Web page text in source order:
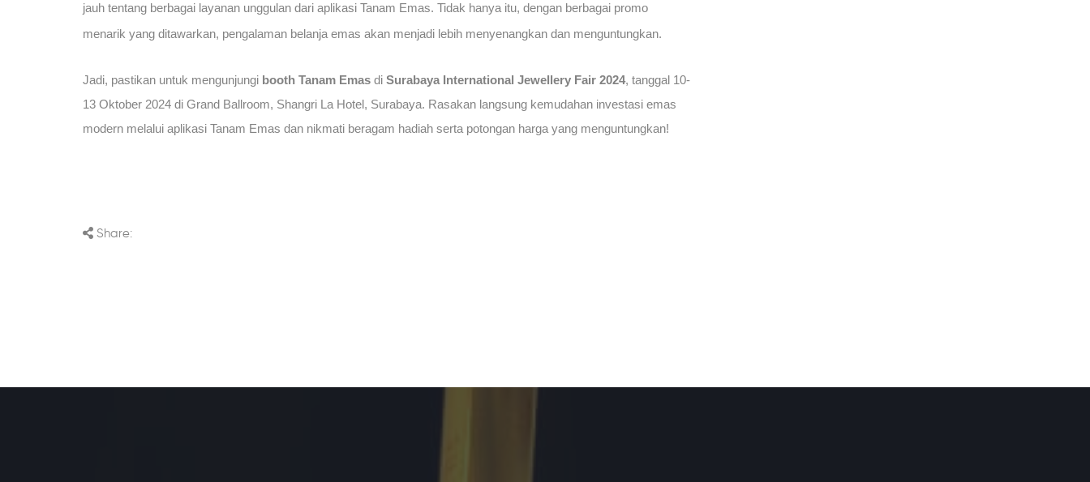
jauh tentang berbagai layanan unggulan dari aplikasi Tanam Emas. Tidak hanya itu, dengan berbagai promo
menarik yang ditawarkan, pengalaman belanja emas akan menjadi lebih menyenangkan dan menguntungkan.
Jadi, pastikan untuk mengunjungi booth Tanam Emas di Surabaya International Jewellery Fair 2024, tanggal 10-
13 Oktober 2024 di Grand Ballroom, Shangri La Hotel, Surabaya. Rasakan langsung kemudahan investasi emas
modern melalui aplikasi Tanam Emas dan nikmati beragam hadiah serta potongan harga yang menguntungkan!
Share: